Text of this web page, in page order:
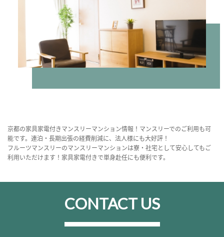
京都の家具家電付きマンスリーマンション情報！マンスリーでのご利用も可
能です。連泊・長期出張の経費削減に、法人様にも大好評！
フルーツマンスリーのマンスリーマンションは寮・社宅として安心してもご
利用いただけます！家具家電付きで単身赴任にも便利です。
CONTACT US